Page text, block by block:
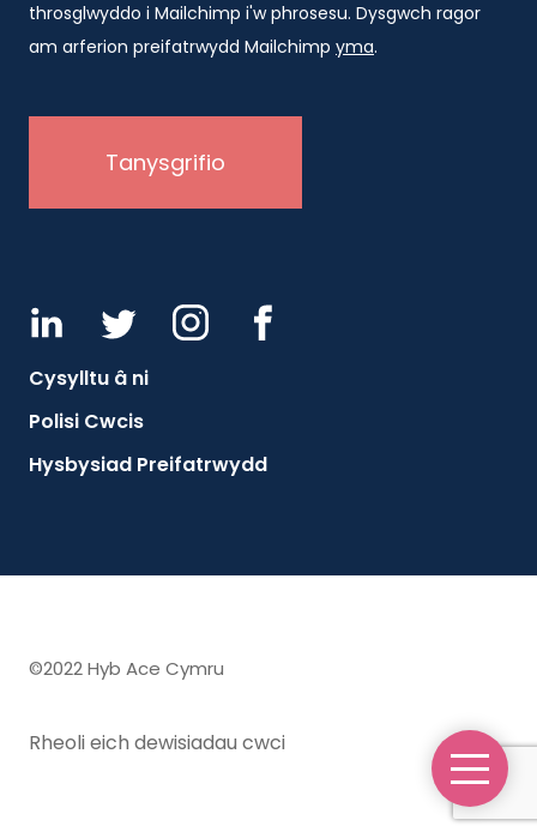
throsglwyddo i Mailchimp i'w phrosesu. Dysgwch ragor
am arferion preifatrwydd Mailchimp yma.
Cysylltu â ni
Polisi Cwcis
Hysbysiad Preifatrwydd
©2022 Hyb Ace Cymru
Rheoli eich dewisiadau cwci